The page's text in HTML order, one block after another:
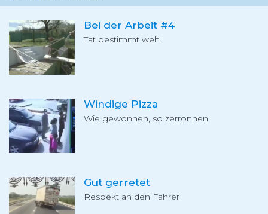
Bei der Arbeit #4
Tat bestimmt weh.
Windige Pizza
Wie gewonnen, so zerronnen
Gut gerretet
Respekt an den Fahrer